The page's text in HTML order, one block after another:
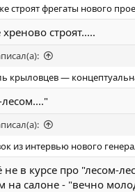
строят фрегаты нового
строят.....
крыловцев —
из интервью нового
в курсе про "лесом-
на салоне - "вечно